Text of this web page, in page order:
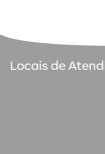
Locais de